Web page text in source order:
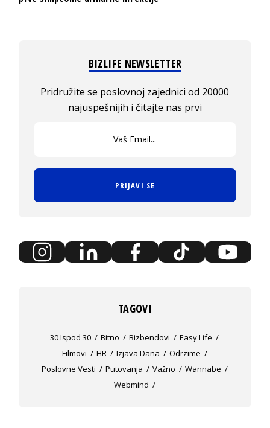
BIZLIFE NEWSLETTER
Pridružite se poslovnoj zajednici od 20000
najuspešnijih i čitajte nas prvi
PRIJAVI SE
TAGOVI
30 Ispod 30 Bitno Bizbendovi
Easy Life
Filmovi
HR Izjava Dana
Odrzime
Poslovne Vesti
Putovanja Važno
Wannabe
Webmind